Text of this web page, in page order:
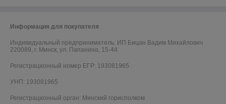
Информация для покупателя
Индивидуальный предприниматель: ИП Бицан Вадим Михайлович
220089, г. Минск, ул. Папанина, 15-44
Регистрационный номер ЕГР: 193081965
УНП: 193081965
Регистрационный орган: Минский горисполком